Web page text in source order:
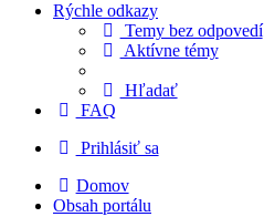
Rýchle odkazy
Temy bez odpovedí
Aktívne témy
Hľadať
FAQ
Prihlásiť sa
Domov
Obsah portálu